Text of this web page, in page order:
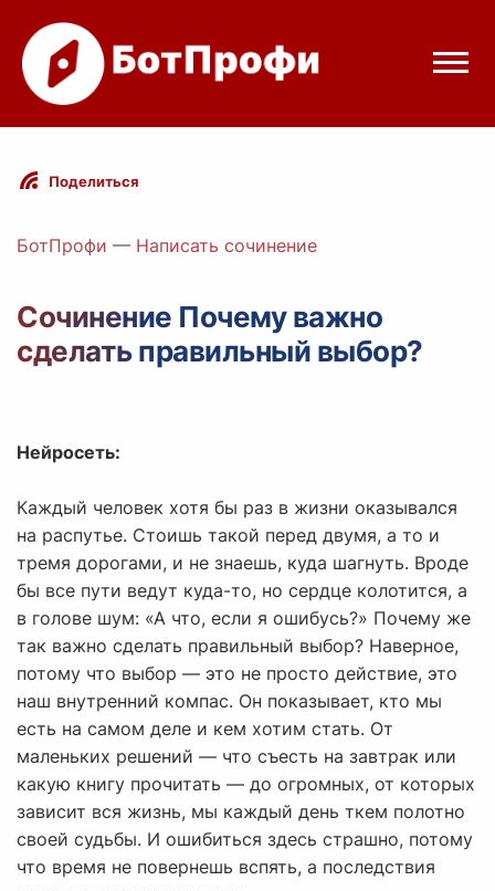
Режимы бота
Цены
Вход с Telegram
Поделиться
БотПрофи — Написать сочинение
Сочинение Почему важно
сделать правильный выбор?
Нейросеть:
Каждый человек хотя бы раз в жизни оказывался
на распутье. Стоишь такой перед двумя, а то и
тремя дорогами, и не знаешь, куда шагнуть. Вроде
бы все пути ведут куда-то, но сердце колотится, а
в голове шум: «А что, если я ошибусь?» Почему же
так важно сделать правильный выбор? Наверное,
потому что выбор — это не просто действие, это
наш внутренний компас. Он показывает, кто мы
есть на самом деле и кем хотим стать. От
маленьких решений — что съесть на завтрак или
какую книгу прочитать — до огромных, от которых
зависит вся жизнь, мы каждый день ткем полотно
своей судьбы. И ошибиться здесь страшно, потому
что время не повернешь вспять, а последствия